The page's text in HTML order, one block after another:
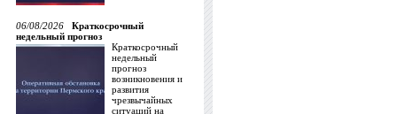
06/08/2026
Краткосрочный
недельный прогноз
Краткосрочный
недельный
прогноз
возникновения и
развития
чрезвычайных
ситуаций на